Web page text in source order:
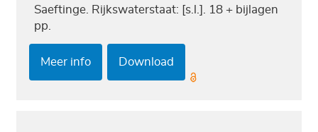
Saeftinge. Rijkswaterstaat: [s.l.]. 18 + bijlagen
pp.
Meer info Download